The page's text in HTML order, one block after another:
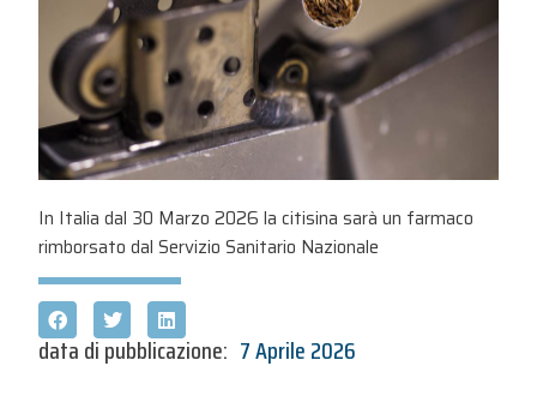
In Italia dal 30 Marzo 2026 la citisina sarà un farmaco
rimborsato dal Servizio Sanitario Nazionale
data di pubblicazione: 7 Aprile 2026